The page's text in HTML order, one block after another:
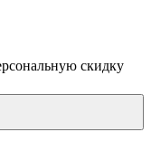
скидку